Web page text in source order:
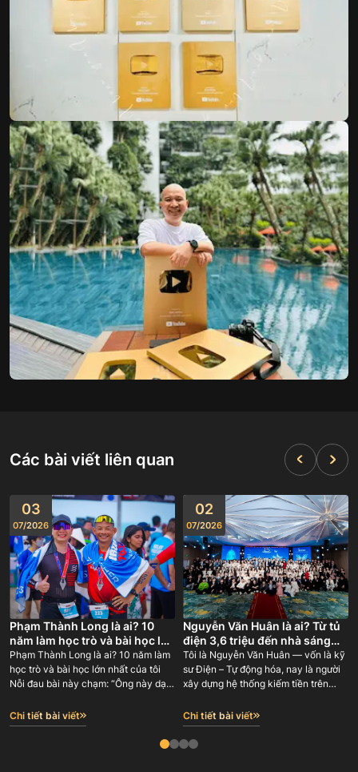
Các bài viết liên quan
03
07/2026
Phạm Thành Long là ai? 10
năm làm học trò và bài học lớn
nhất của tôi
Phạm Thành Long là ai? 10 năm làm
học trò và bài học lớn nhất của tôi
Nỗi đau bài này chạm: “Ông này dạy
học từ ai? Có ai đứng sau bảo chứng,
hay lại một người tự phong ‘chuyên
Chi tiết bài viết
02
07/2026
Nguyễn Văn Huân là ai? Từ tủ
điện 3,6 triệu đến nhà sáng
lập GODA 180 người
Tôi là Nguyễn Văn Huân — vốn là kỹ
sư Điện – Tự động hóa, nay là người
xây dựng hệ thống kiếm tiền trên
cho người khác. Tôi là đồng sáng lập
BMG Group (2018-2023 với gần 100
nhân sự), Công ty cổ phần phong
Chi tiết bài viết